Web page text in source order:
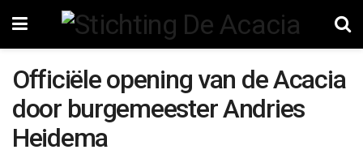
Officiële opening van de Acacia
door burgemeester Andries
Heidema